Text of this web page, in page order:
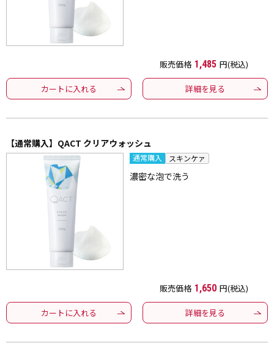
販売価格 1,485 円(税込)
カートに入れる 詳細を見る
【通常購入】QACT クリアウォッシュ
通常購入 スキンケァ
濃密な泡で洗う
販売価格 1,650 円(税込)
カートに入れる 詳細を見る